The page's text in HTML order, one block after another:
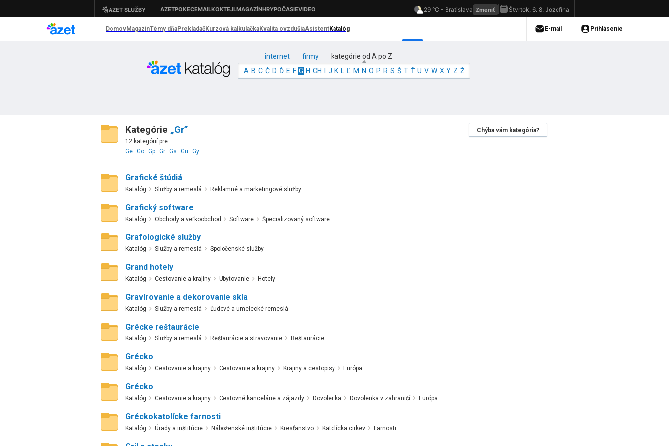
internet firmy
kategórie od A po Z
A B C Č D Ď E F G H CH J K L Ľ M N O P R S Š T Ť U V W X Y Z Ž
Kategórie „Gr”
Chýba vám kategória?
12 kategórií pre:
Ge
Go Gp Gr Gs Gu Gy
Grafické štúdiá
Katalóg Služby a remeslá Reklamné a marketingové služby
Grafický software
Katalóg Obchody a veľkoobchod Software Špecializovaný software
Grafologické služby
Katalóg Služby a remeslá Spoločenské služby
Grand hotely
Katalóg Cestovanie a krajiny Ubytovanie Hotely
Gravírovanie a dekorovanie skla
Katalóg Služby a remeslá Ľudové a umelecké remeslá
Grécke reštaurácie
Katalóg Služby a remeslá Reštaurácie a stravovanie Reštaurácie
Grécko
Katalóg Cestovanie a krajiny Cestovanie a krajiny Krajiny a cestopisy Európa
Grécko
Katalóg Cestovanie a krajiny Cestovné kancelárie a zájazdy Dovolenka Dovolenka v zahraničí Európa
Gréckokatolícke farnosti
Katalóg Úrady a inštitúcie Náboženské inštitúcie Kresťanstvo Katolícka cirkev Farnosti